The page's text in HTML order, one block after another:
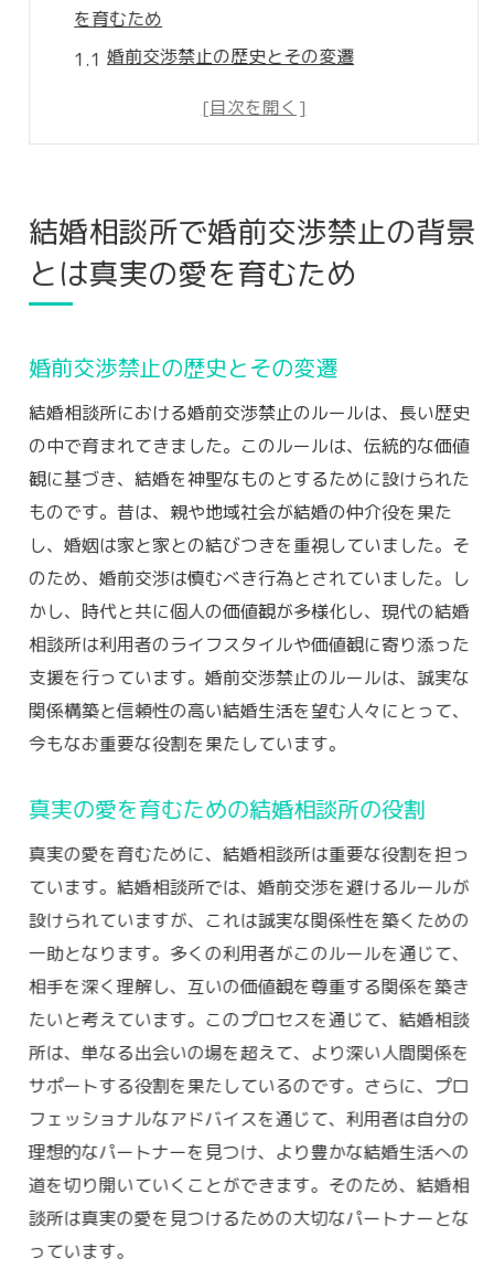
を育むため
婚前交渉禁止の歴史とその変遷
真実の愛を育むための結婚相談所の役割
婚前交渉禁止が信頼関係構築につながる理
由
理由を探る
婚前交渉禁止が結婚への準備に与える影響
結婚相談所での婚前交渉のリスクと影響
信頼と誠実を守るための婚前交渉禁止
結婚相談所の倫理観と婚前交渉禁止
婚前交渉禁止がもたらす安心感
結婚相談所での婚前交渉禁止の法的側面
誠実な関係構築のための結婚相談所の婚前交渉
ルール
誠実な関係を築くための婚前交渉禁止の意
義
婚前交渉禁止が示す誠実さの重要性
結婚相談所利用者の声から見る婚前交渉禁
止の効果
結婚相談所における誠実なコミュニケーシ
ョンの基礎
婚前交渉禁止が長期的関係に寄与する理由
婚前交渉を避けた先にある結婚相談所での信頼
信頼関係が育まれるプロセス
結婚相談所での婚前交渉禁止と信頼の相関
性
信頼関係を深めるための結婚相談所のルー
ル
結婚相談所で婚前交渉禁止の背景
とは真実の愛を育むため
婚前交渉禁止の歴史とその変遷
結婚相談所における婚前交渉禁止のルールは、長い歴史
の中で育まれてきました。このルールは、伝統的な価値
観に基づき、結婚を神聖なものとするために設けられた
ものです。昔は、親や地域社会が結婚の仲介役を果た
し、婚姻は家と家との結びつきを重視していました。そ
のため、婚前交渉は慎むべき行為とされていました。し
かし、時代と共に個人の価値観が多様化し、現代の結婚
相談所は利用者のライフスタイルや価値観に寄り添った
支援を行っています。婚前交渉禁止のルールは、誠実な
関係構築と信頼性の高い結婚生活を望む人々にとって、
今もなお重要な役割を果たしています。
真実の愛を育むための結婚相談所の役割
真実の愛を育むために、結婚相談所は重要な役割を担っ
ています。結婚相談所では、婚前交渉を避けるルールが
設けられていますが、これは誠実な関係性を築くための
一助となります。多くの利用者がこのルールを通じて、
相手を深く理解し、互いの価値観を尊重する関係を築き
たいと考えています。このプロセスを通じて、結婚相談
所は、単なる出会いの場を超えて、より深い人間関係を
サポートする役割を果たしているのです。さらに、プロ
フェッショナルなアドバイスを通じて、利用者は自分の
理想的なパートナーを見つけ、より豊かな結婚生活への
道を切り開いていくことができます。そのため、結婚相
談所は真実の愛を見つけるための大切なパートナーとな
っています。